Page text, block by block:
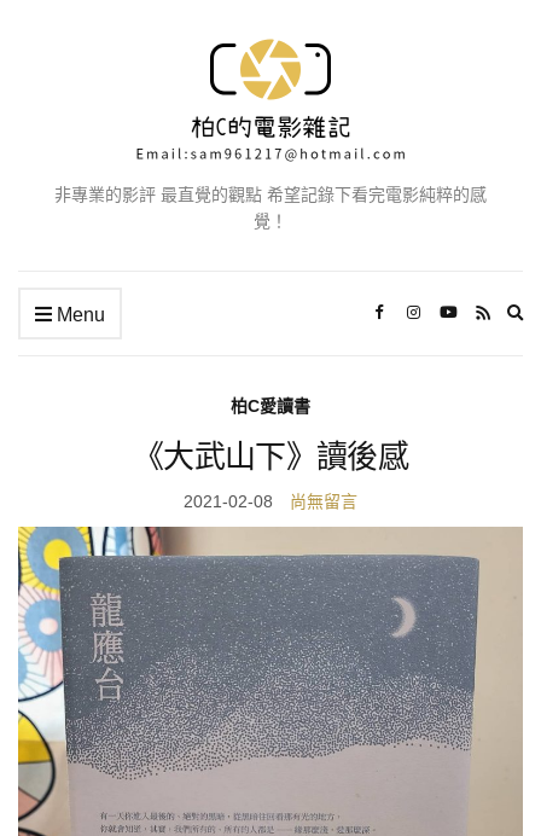
非專業的影評 最直覺的觀點 希望記錄下看完電影純粹的感
覺！
Menu
柏C愛讀書
《大武山下》讀後感
2021-02-08 尚無留言